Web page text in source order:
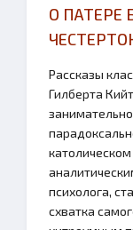
О ПАТЕРЕ
Рассказы
Гилберта
психолога,
схватка